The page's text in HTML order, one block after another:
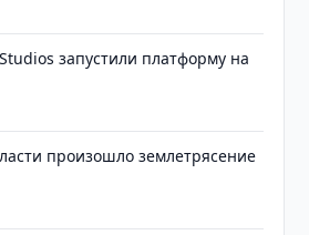
запустили платформу на
произошло землетрясение